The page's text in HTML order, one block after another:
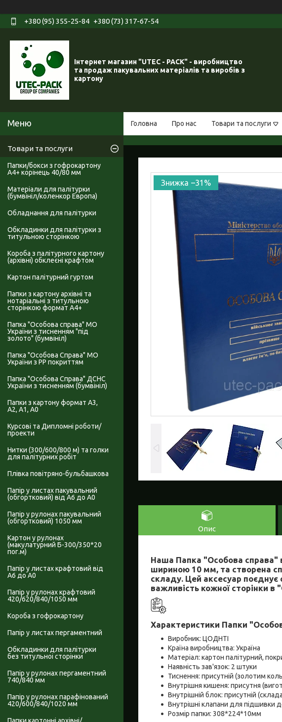
+380 (95) 355-25-84 +380 (73) 317-67-54
Інтернет магазин "UTEC - PACK" - виробництво
та продаж пакувальних матеріалів та виробів з
картону
Головна Про нас Товари та послуги
–31%
Опис
Наша Папка "Особова справа"
шириною 10 мм, та створена
складу. Цей аксесуар поєднує
важливість кожної сторінки в
Характеристики Папки
Виробник: ЦОДНТІ
Країна виробництва: Україна
Матеріал: картон палітурний,
Наявність зав'язок: 2 штуки
Тиснення: присутній (золотим
Внутрішня кишеня: присутня
Внутрішній блок: присутній
Внутрішні клапани для підшивки
Розмір папки: 308*224*10мм
Товари та послуги
Папки/бокси з гофрокартону
А4+ корінець 40/80 мм
Матеріали для палітурки
(бумвініл/коленкор Европа)
Обладнання для палітурки
Обкладинки для палітурки з
титульною сторінкою
Короба з палітурного картону
(архівні) обклеєні крафтом
Картон палітурний гуртом
Папки з картону архівні та
нотаріальні з титульною
сторінкою формат А4+
Папка "Особова справа" МО
України з тисненням "під
золото" (бумвініл)
Папка "Особова Справа" МО
України з PP покриттям
Папка "Особова Справа" ДСНС
України з тисненням (бумвініл)
Папки з картону формат А3,
А2, А1, А0
Курсові та Дипломні роботи/
проекти
Нитки (300/600/800 м) та голки
для палітурних робіт
Плівка повітряно-бульбашкова
Папір у листах пакувальний
(обгортковий) від А6 до А0
Папір у рулонах пакувальний
(обгортковий) 1050 мм
Картон у рулонах
(макулатурний Б-300/350*20
пог.м)
Папір у листах крафтовий від
А6 до А0
Папір у рулонах крафтовий
420/620/840/1050 мм
Короба з гофрокартону
Папір у листах пергаментний
Обкладинки для палітурки
без титульноі сторінки
Папір у рулонах пергаментний
740/840 мм
Папір у рулонах парафінований
420/600/840/1020 мм